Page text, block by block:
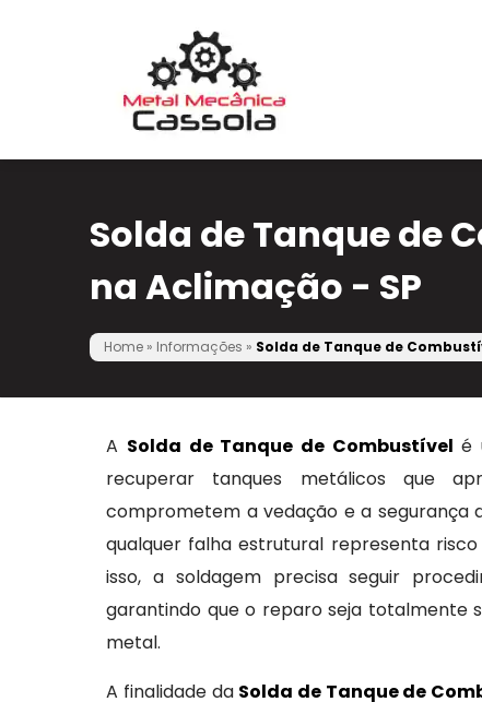
Solda de Tanque de
na Aclimação - SP
Home » Informações » Solda de Tanque de
A Solda de Tanque de Combustível é
recuperar tanques metálicos que
comprometem a vedação e a segurança
qualquer falha estrutural representa
isso, a soldagem precisa seguir
garantindo que o reparo seja totalmente
metal.
A finalidade da Solda de Tanque de